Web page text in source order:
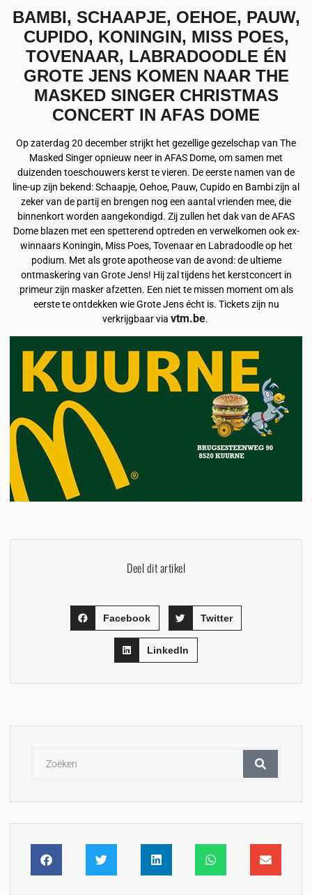
BAMBI, SCHAAPJE, OEHOE, PAUW,
CUPIDO, KONINGIN, MISS POES,
TOVENAAR, LABRADOODLE ÉN
GROTE JENS KOMEN NAAR THE
MASKED SINGER CHRISTMAS
CONCERT IN AFAS DOME
Op zaterdag 20 december strijkt het gezellige gezelschap van The
Masked Singer opnieuw neer in AFAS Dome, om samen met
duizenden toeschouwers kerst te vieren. De eerste namen van de
line-up zijn bekend: Schaapje, Oehoe, Pauw, Cupido en Bambi zijn al
zeker van de partij en brengen nog een aantal vrienden mee, die
binnenkort worden aangekondigd. Zij zullen het dak van de AFAS
Dome blazen met een spetterend optreden en verwelkomen ook ex-
winnaars Koningin, Miss Poes, Tovenaar en Labradoodle op het
podium. Met als grote apotheose van de avond: de ultieme
ontmaskering van Grote Jens! Hij zal tijdens het kerstconcert in
primeur zijn masker afzetten. Een niet te missen moment om als
eerste te ontdekken wie Grote Jens écht is. Tickets zijn nu
verkrijgbaar via vtm.be.
Deel dit artikel
Facebook Twitter
LinkedIn